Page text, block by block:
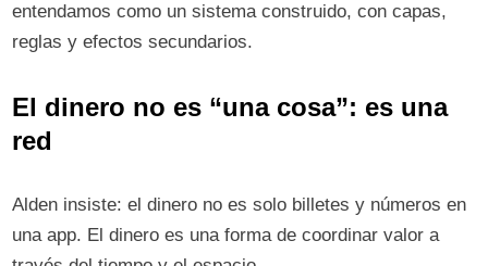
entendamos como un sistema construido, con capas,
reglas y efectos secundarios.
El dinero no es “una cosa”: es una
red
Alden insiste: el dinero no es solo billetes y números en
una app. El dinero es una forma de coordinar valor a